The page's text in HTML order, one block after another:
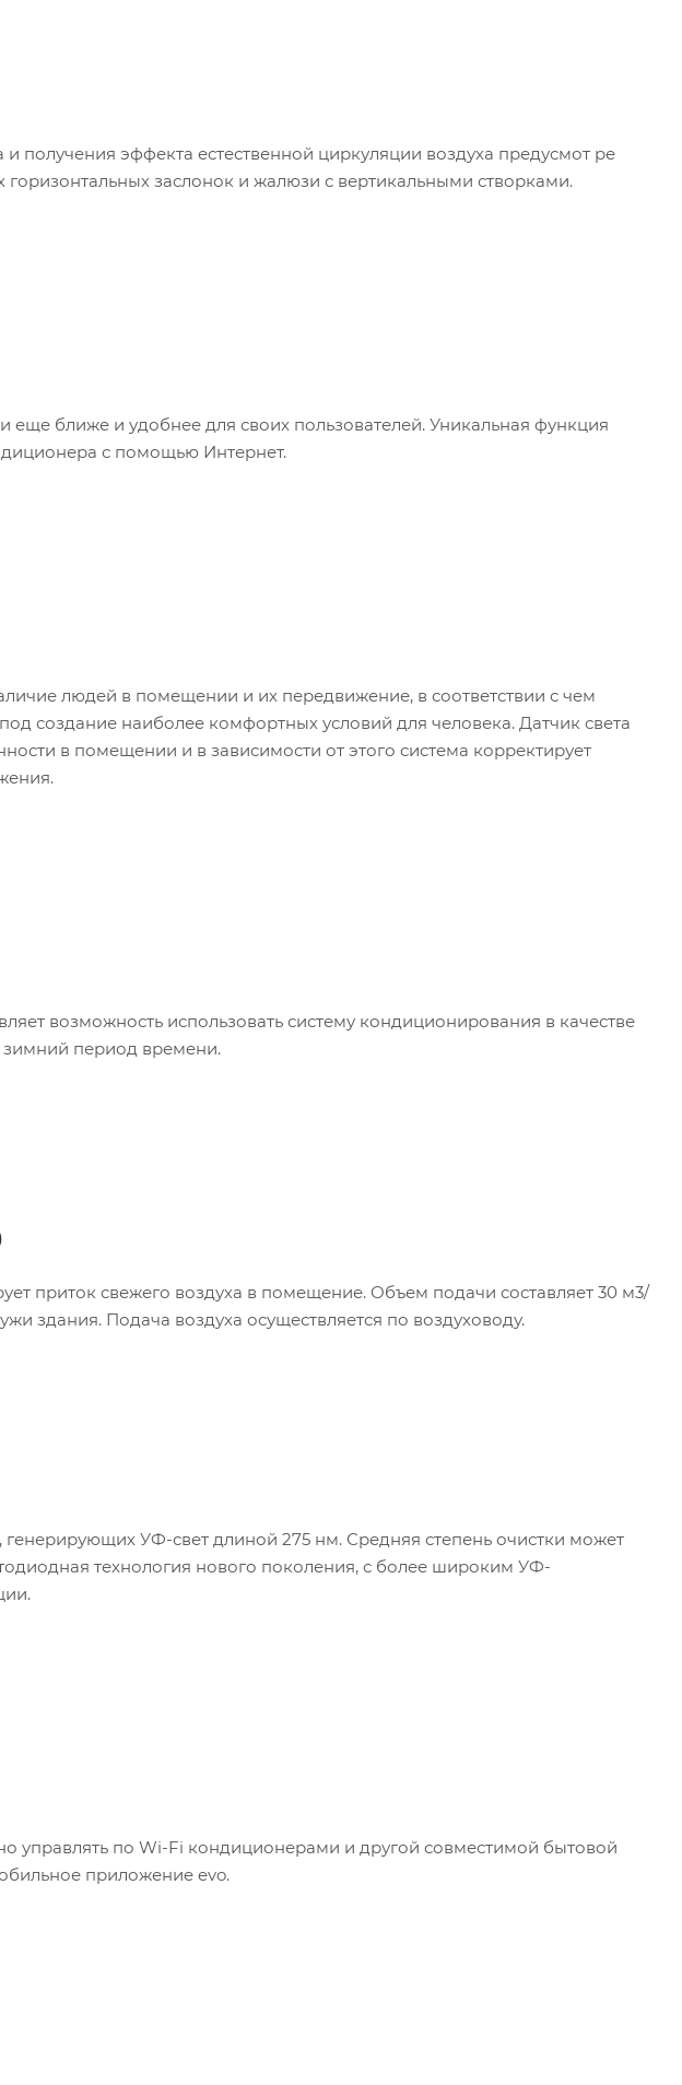
получения эффекта естественной циркуляции воздуха предусмот ре
заслонок и жалюзи с вертикальными створками.
ближе и удобнее для своих пользователей. Уникальная функция
с помощью Интернет.
людей в помещении и их передвижение, в соответствии с чем
создание наиболее комфортных условий для человека. Датчик света
в помещении и в зависимости от этого система корректирует
возможность использовать систему кондиционирования в качестве
зимний период времени.
приток свежего воздуха в помещение. Объем подачи составляет 30 м3/
здания. Подача воздуха осуществляется по воздуховоду.
УФ-свет длиной 275 нм. Средняя степень очистки может
технология нового поколения, с более широким УФ-
управлять по Wi-Fi кондиционерами и другой совместимой бытовой
приложение evo.